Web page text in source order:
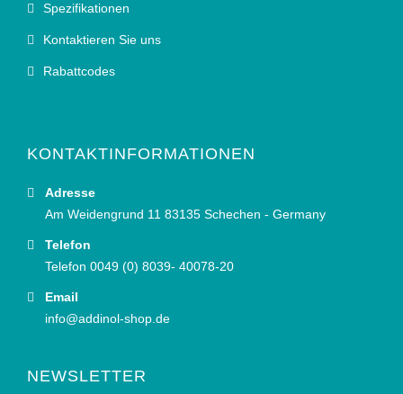
Spezifikationen
Kontaktieren Sie uns
Rabattcodes
KONTAKTINFORMATIONEN
Adresse
Am Weidengrund 11 83135 Schechen - Germany
Telefon
Telefon 0049 (0) 8039- 40078-20
Email
info@addinol-shop.de
NEWSLETTER